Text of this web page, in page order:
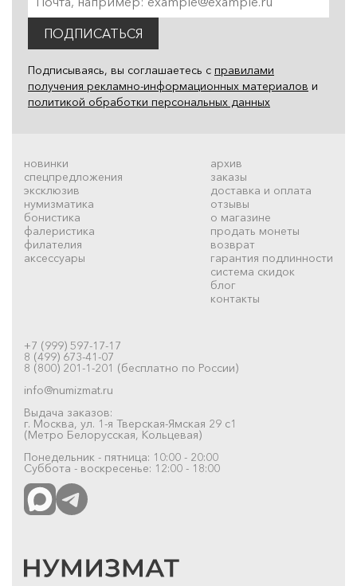
ПОДПИСАТЬСЯ
Подписываясь, вы соглашаетесь с правилами
получения рекламно-информационных материалов и
политикой обработки персональных данных
новинки
спецпредложения
эксклюзив
нумизматика
бонистика
фалеристика
филателия
аксессуары
архив
заказы
доставка и оплата
отзывы
о магазине
продать монеты
возврат
гарантия подлинности
система скидок
блог
контакты
+7 (999) 597-17-17
8 (499) 673-41-07
8 (800) 201-1-201 (бесплатно по России)
info@numizmat.ru
Выдача заказов:
г. Москва, ул. 1-я Тверская-Ямская 29 с1
(Метро Белорусская, Кольцевая)
Понедельник - пятница: 10:00 - 20:00
Суббота - воскресенье: 12:00 - 18:00